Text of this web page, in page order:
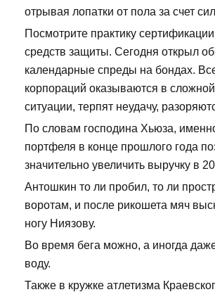
отрывая лопатки от пола за счет
Посмотрите практику
средств защиты. Сегодня открыл
календарные спреды на бондах.
корпораций оказываются в
ситуации, терпят неудачу,
По словам господина Хьюза,
портфеля в конце прошлого года
значительно увеличить выручку в
Антошкин то ли пробил, то ли
воротам, и после рикошета мяч
ногу Ниязову.
Во время бега можно, а иногда
воду.
Также в кружке атлетизма